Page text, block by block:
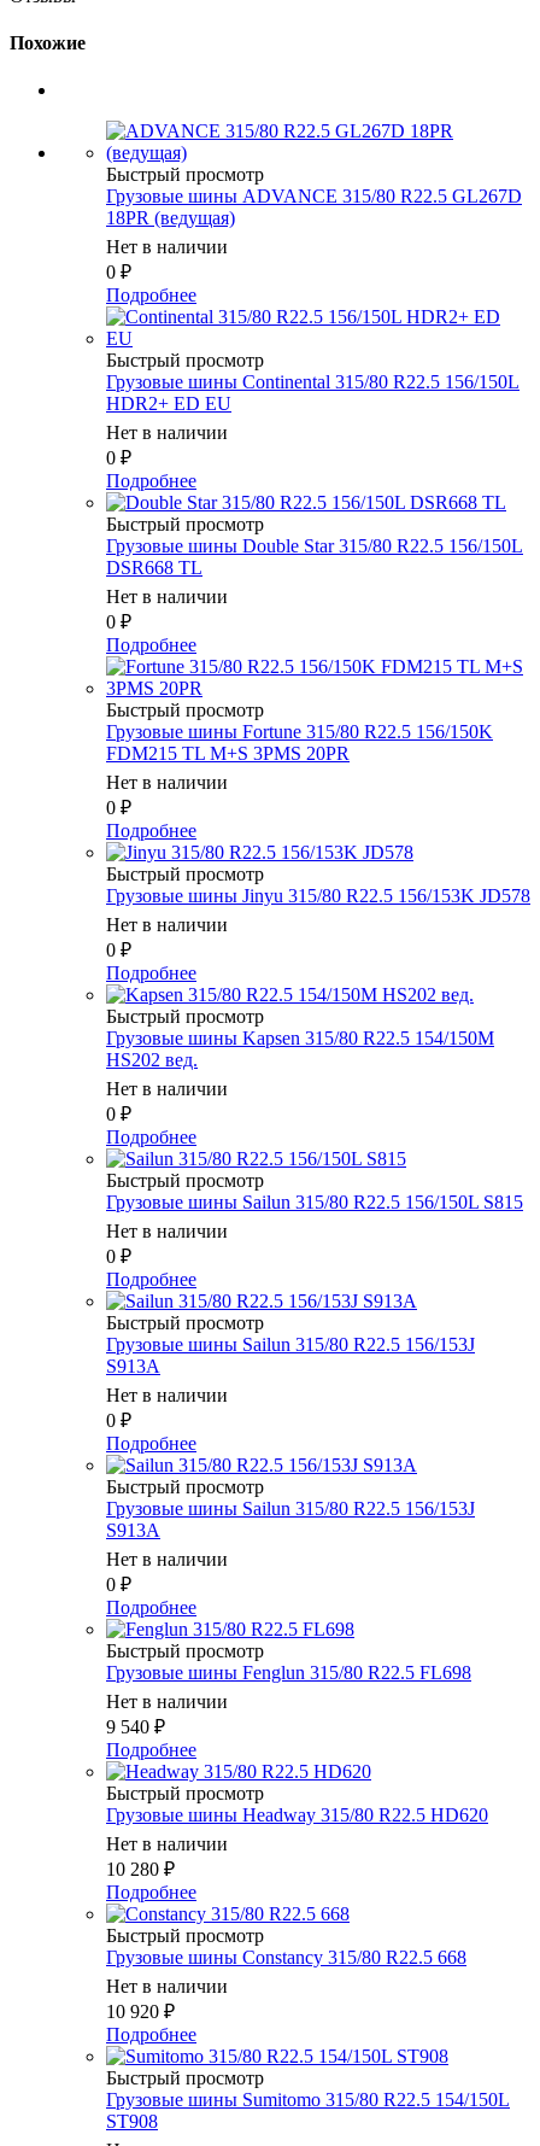
Похожие
Быстрый просмотр
Грузовые шины ADVANCE 315/80 R22.5 GL267D
18PR (ведущая)
Нет в наличии
0 ₽
Подробнее
Быстрый просмотр
Грузовые шины Continental 315/80 R22.5 156/150L
HDR2+ ED EU
Нет в наличии
0 ₽
Подробнее
Быстрый просмотр
Грузовые шины Double Star 315/80 R22.5 156/150L
DSR668 TL
Нет в наличии
0 ₽
Подробнее
Быстрый просмотр
Грузовые шины Fortune 315/80 R22.5 156/150K
FDM215 TL M+S 3PMS 20PR
Нет в наличии
0 ₽
Подробнее
Быстрый просмотр
Грузовые шины Jinyu 315/80 R22.5 156/153K JD578
Нет в наличии
0 ₽
Подробнее
Быстрый просмотр
Грузовые шины Kapsen 315/80 R22.5 154/150M
HS202 вед.
Нет в наличии
0 ₽
Подробнее
Быстрый просмотр
Грузовые шины Sailun 315/80 R22.5 156/150L S815
Нет в наличии
0 ₽
Подробнее
Быстрый просмотр
Грузовые шины Sailun 315/80 R22.5 156/153J
S913A
Нет в наличии
0 ₽
Подробнее
Быстрый просмотр
Грузовые шины Sailun 315/80 R22.5 156/153J
S913A
Нет в наличии
0 ₽
Подробнее
Быстрый просмотр
Грузовые шины Fenglun 315/80 R22.5 FL698
Нет в наличии
9 540 ₽
Подробнее
Быстрый просмотр
Грузовые шины Headway 315/80 R22.5 HD620
Нет в наличии
10 280 ₽
Подробнее
Быстрый просмотр
Грузовые шины Constancy 315/80 R22.5 668
Нет в наличии
10 920 ₽
Подробнее
Быстрый просмотр
Грузовые шины Sumitomo 315/80 R22.5 154/150L
ST908